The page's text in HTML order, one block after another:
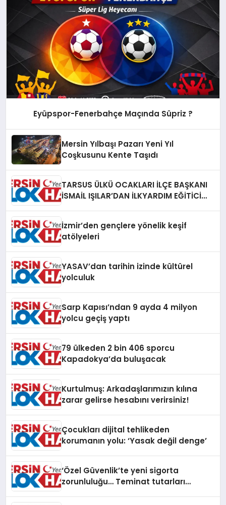
Eyüpspor-Fenerbahçe Maçında Süpriz ?
Mersin Yılbaşı Pazarı Yeni Yıl
Coşkusunu Kente Taşıdı
TARSUS ÜLKÜ OCAKLARI İLÇE BAŞKANI
İSMAİL IŞILAR’DAN İLKYARDIM EĞİTİCİ
İzmir’den gençlere yönelik keşif
atölyeleri
YASAV’dan tarihin izinde kültürel
yolculuk
Sarp Kapısı’ndan 9 ayda 4 milyon
yolcu geçiş yaptı
79 ülkeden 2 bin 406 sporcu
Kapadokya’da buluşacak
Kurtulmuş: Arkadaşlarımızın kılına
zarar gelirse hesabını verirsiniz!
Çocukları dijital tehlikeden
korumanın yolu: ‘Yasak değil denge’
‘Özel Güvenlik’te yeni sigorta
zorunluluğu… Teminat tutarları